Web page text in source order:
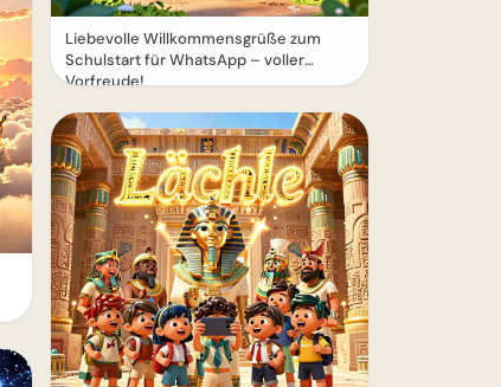
Liebevolle Willkommensgrüße zum
Schulstart für WhatsApp – voller
Vorfreude!